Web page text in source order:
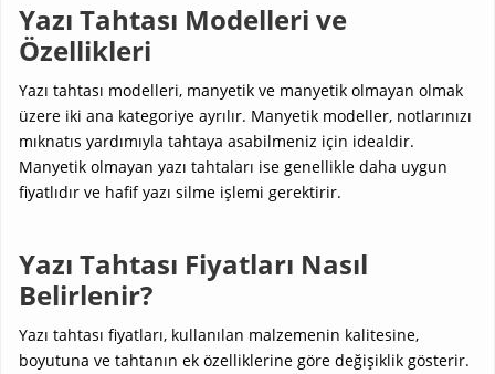
Yazı Tahtası Modelleri ve
Özellikleri
Yazı tahtası modelleri, manyetik ve manyetik olmayan olmak
üzere iki ana kategoriye ayrılır. Manyetik modeller, notlarınızı
mıknatıs yardımıyla tahtaya asabilmeniz için idealdir.
Manyetik olmayan yazı tahtaları ise genellikle daha uygun
fiyatlıdır ve hafif yazı silme işlemi gerektirir.
Yazı Tahtası Fiyatları Nasıl
Belirlenir?
Yazı tahtası fiyatları, kullanılan malzemenin kalitesine,
boyutuna ve tahtanın ek özelliklerine göre değişiklik gösterir.